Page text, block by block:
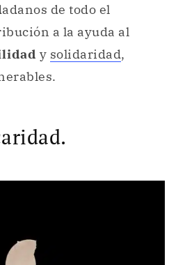
de todo el
a la ayuda al
y solidaridad,